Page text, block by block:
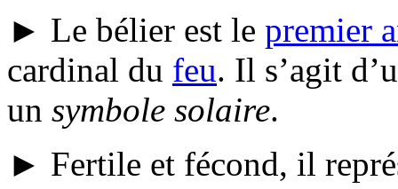
► Le bélier est le premier
cardinal du feu. Il s’agit
un symbole solaire.
► Fertile et fécond, il